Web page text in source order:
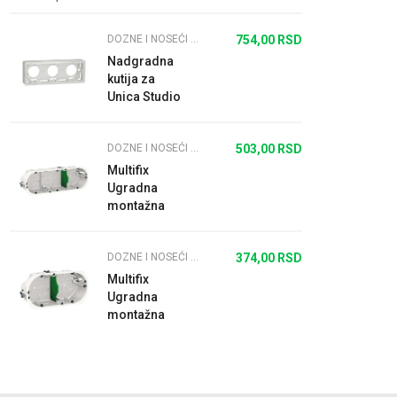
DOZNE I NOSEĆI RAMOVI ZA NOVU UNICU
Nadgradna
kutija za
Unica Studio
754,00 RSD
DOZNE I NOSEĆI RAMOVI ZA NOVU UNICU
Multifix
Ugradna
montažna
67x50mm
503,00 RSD
DOZNE I NOSEĆI RAMOVI ZA NOVU UNICU
Multifix
Ugradna
montažna
374,00 RSD